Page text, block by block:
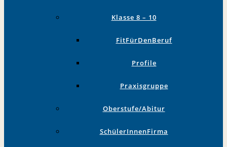
Klasse 8 – 10
FitFürDenBeruf
Profile
Praxisgruppe
Oberstufe/Abitur
SchülerInnenFirma